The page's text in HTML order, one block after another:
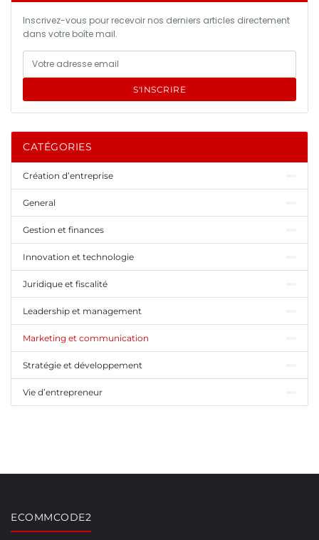
Inscrivez-vous pour recevoir nos derniers articles directement
dans votre boîte mail.
S'INSCRIRE
CATÉGORIES
Création d’entreprise
General
Gestion et finances
Innovation et technologie
Juridique et fiscalité
Leadership et management
Marketing et communication
Stratégie et développement
Vie d’entrepreneur
ECOMMCODE2